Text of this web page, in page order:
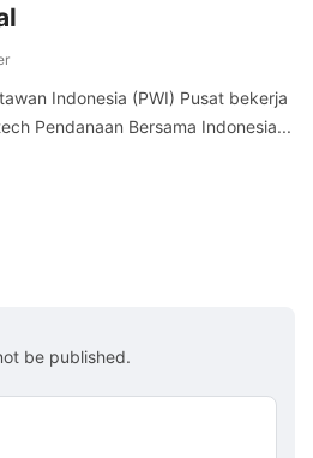
Indonesia (PWI) Pusat bekerja
Pendanaan Bersama Indonesia...
be published.